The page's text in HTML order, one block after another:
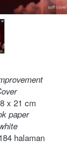
x 21 cm
paper
halaman